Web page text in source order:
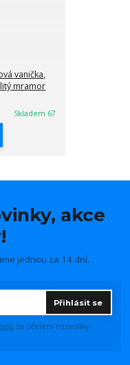
vanička,
mramor
Skladem 67
akce
jednou za 14 dní.
Přihlásit se
za účelem rozesílky